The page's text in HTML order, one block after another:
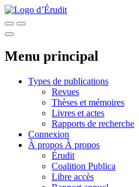
Menu principal
Types de publications
Revues
Thèses et mémoires
Livres et actes
Rapports de recherche
Connexion
À propos À propos
Érudit
Coalition Publica
Libre accès